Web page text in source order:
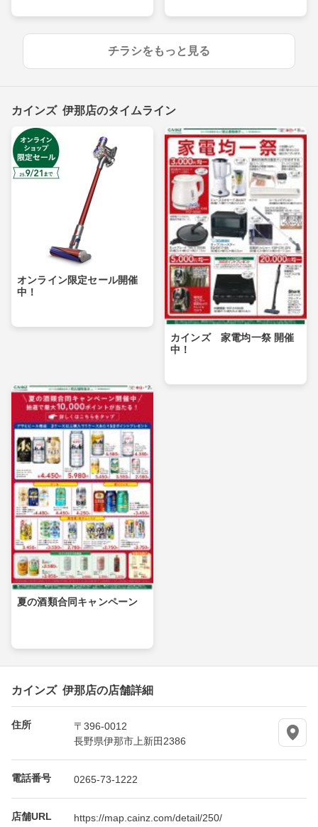
チラシをもっと見る
カインズ 伊那店のタイムライン
オンライン限定セール開催
中！
カインズ 家電均一祭 開催
中！
夏の酒類合同キャンペーン
カインズ 伊那店の店舗詳細
住所
〒396-0012
長野県伊那市上新田2386
電話番号 0265-73-1222
店舗URL https://map.cainz.com/detail/250/